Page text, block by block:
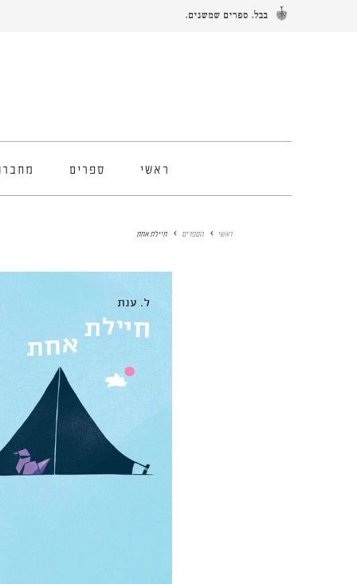
ראשי ספרים
ראשי הספרים חיילת אחת